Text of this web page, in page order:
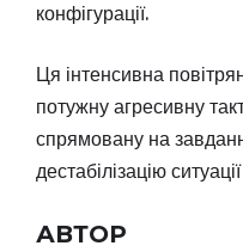
конфігурації.
Ця інтенсивна
потужну агресивну
спрямовану на
дестабілізацію
АВТОР